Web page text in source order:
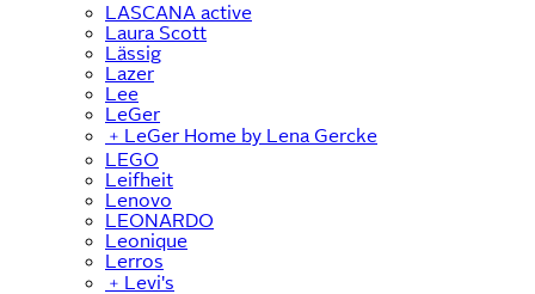
LASCANA active
Laura Scott
Lässig
Lazer
Lee
LeGer
﹢ LeGer Home by Lena Gercke
LEGO
Leifheit
Lenovo
LEONARDO
Leonique
Lerros
﹢ Levi's